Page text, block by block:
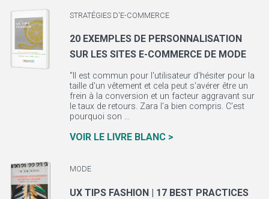
STRATÉGIES D'E-COMMERCE
20 EXEMPLES DE PERSONNALISATION
SUR LES SITES E-COMMERCE DE MODE
"Il est commun pour l'utilisateur d'hésiter pour la
taille d'un vêtement et cela peut s'avérer être un
frein à la conversion et un facteur aggravant sur
le taux de retours. Zara l'a bien compris. C'est
pourquoi son ...
VOIR LE LIVRE BLANC >
MODE
UX TIPS FASHION | 17 BEST PRACTICES